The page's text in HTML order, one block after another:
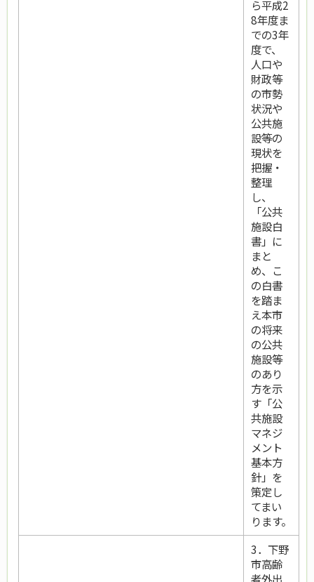
ら平成2
8年度ま
での3年
度で、
人口や
財政等
の市勢
状況や
公共施
設等の
現状を
把握・
整理
し、
「公共
施設白
書」に
まと
め、こ
の白書
を踏ま
え本市
の将来
の公共
施設等
のあり
方を示
す「公
共施設
マネジ
メント
基本方
針」を
策定し
てまい
ります。
3．下野
市高齢
者外出